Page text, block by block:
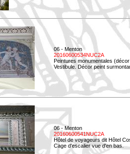
06 - Menton
20160600534NUC2A
Peintures monumentales
Vestibule. Décor peint
06 - Menton
20160600541NUC2A
Hôtel de voyageurs dit Hôtel
Cage d'escalier vue d'en bas.